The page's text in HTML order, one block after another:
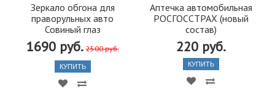
Зеркало обгона для
праворульных авто
Совиный глаз
1690 руб. 2500 руб.
КУПИТЬ
Аптечка автомобильная
РОСГОССТРАХ (новый
состав)
220 руб.
КУПИТЬ